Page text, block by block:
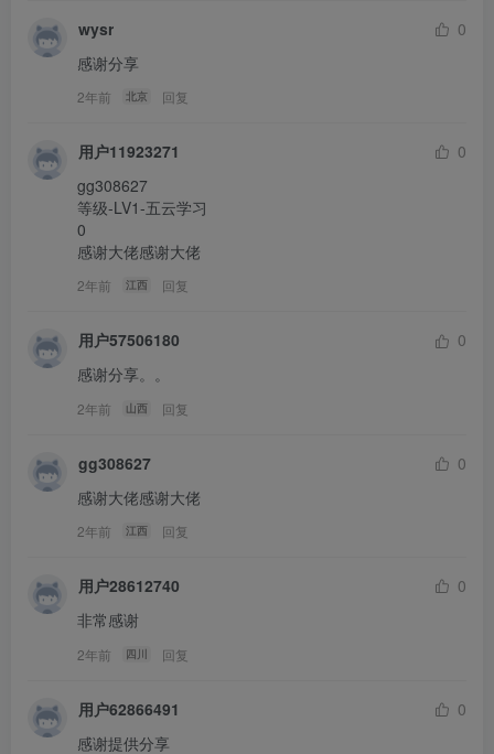
wysr
0
感谢分享
2年前 北京 回复
用户11923271
0
gg308627
等级-LV1-五云学习
0
感谢大佬感谢大佬
2年前 江西 回复
用户57506180
0
感谢分享。。
2年前 山西 回复
gg308627
0
感谢大佬感谢大佬
2年前 江西 回复
用户28612740
0
非常感谢
2年前 四川 回复
用户62866491
0
感谢提供分享